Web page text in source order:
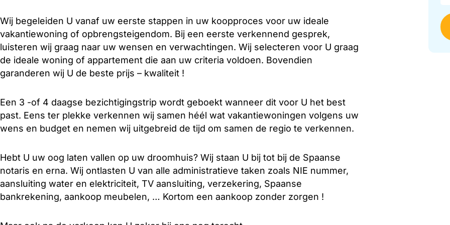
Wij begeleiden U vanaf uw eerste stappen in uw koopproces voor uw ideale
vakantiewoning of opbrengsteigendom. Bij een eerste verkennend gesprek,
luisteren wij graag naar uw wensen en verwachtingen. Wij selecteren voor U graag
de ideale woning of appartement die aan uw criteria voldoen. Bovendien
garanderen wij U de beste prijs – kwaliteit !
Een 3 -of 4 daagse bezichtigingstrip wordt geboekt wanneer dit voor U het best
past. Eens ter plekke verkennen wij samen héél wat vakantiewoningen volgens uw
wens en budget en nemen wij uitgebreid de tijd om samen de regio te verkennen.
Hebt U uw oog laten vallen op uw droomhuis? Wij staan U bij tot bij de Spaanse
notaris en erna. Wij ontlasten U van alle administratieve taken zoals NIE nummer,
aansluiting water en elektriciteit, TV aansluiting, verzekering, Spaanse
bankrekening, aankoop meubelen, … Kortom een aankoop zonder zorgen !